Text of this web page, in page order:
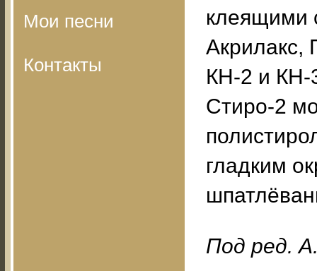
Мои песни
Контакты
клеящими
Акрилакс,
КН-2 и
Стиро-2
гладким
Под ред.